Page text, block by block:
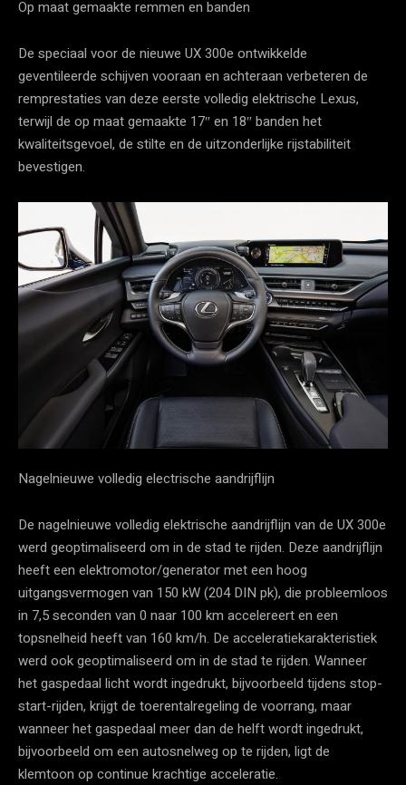
Op maat gemaakte remmen en banden
De speciaal voor de nieuwe UX 300e ontwikkelde
geventileerde schijven vooraan en achteraan verbeteren de
remprestaties van deze eerste volledig elektrische Lexus,
terwijl de op maat gemaakte 17″ en 18″ banden het
kwaliteitsgevoel, de stilte en de uitzonderlijke rijstabiliteit
bevestigen.
Nagelnieuwe volledig electrische aandrijflijn
De nagelnieuwe volledig elektrische aandrijflijn van de UX 300e
werd geoptimaliseerd om in de stad te rijden. Deze aandrijflijn
heeft een elektromotor/generator met een hoog
uitgangsvermogen van 150 kW (204 DIN pk), die probleemloos
in 7,5 seconden van 0 naar 100 km accelereert en een
topsnelheid heeft van 160 km/h. De acceleratiekarakteristiek
werd ook geoptimaliseerd om in de stad te rijden. Wanneer
het gaspedaal licht wordt ingedrukt, bijvoorbeeld tijdens stop-
start-rijden, krijgt de toerentalregeling de voorrang, maar
wanneer het gaspedaal meer dan de helft wordt ingedrukt,
bijvoorbeeld om een autosnelweg op te rijden, ligt de
klemtoon op continue krachtige acceleratie.